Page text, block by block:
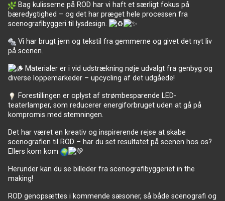
Bag kulisserne på ROD har vi haft et særligt fokus på
bæredygtighed – og det har præget hele processen fra
scenografibyggeri til lysdesign.
Vi har brugt jern og tekstil fra gemmerne og givet det nyt liv
på scenen.
Materialer er i vid udstrækning nøje udvalgt fra genbyg og
diverse loppemarkeder – upcycling af det udgåede!
Forestillingen er oplyst af strømbesparende LED-
teaterlamper, som reducerer energiforbruget uden at gå på
kompromis med stemningen.
Det har været en kreativ og inspirerende rejse at skabe
scenografien til ROD – har du set resultatet på scenen hos os?
Ellers kom kom
Herunder kan du se billeder fra scenografibyggeriet in the
making!
ROD genopsættes i kommende sæsoner, så både scenografi og